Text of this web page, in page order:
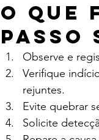
O que
passo
Observe e
Verifique
rejuntes.
Evite quebrar
Solicite